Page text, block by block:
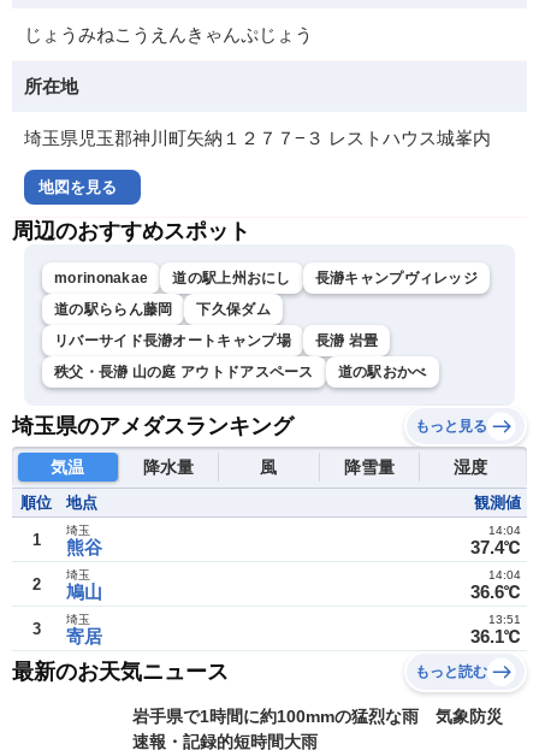
じょうみねこうえんきゃんぷじょう
所在地
埼玉県児玉郡神川町矢納１２７７−３ レストハウス城峯内
地図を見る
周辺のおすすめスポット
morinonakae 道の駅上州おにし
長瀞キャンプヴィレッジ
道の駅ららん藤岡
下久保ダム
リバーサイド長瀞オートキャンプ場
長瀞 岩畳
秩父・長瀞 山の庭 アウトドアスペース
道の駅おかべ
埼玉県のアメダスランキング もっと見る
気温 降水量 風 降雪量 湿度
順位 地点 観測値
1 熊谷
埼玉
37.4℃
14:04
2 鳩山
埼玉
36.6℃
14:04
3 寄居
埼玉
36.1℃
13:51
最新のお天気ニュース もっと読む
岩手県で1時間に約100mmの猛烈な雨 気象防災
速報・記録的短時間大雨